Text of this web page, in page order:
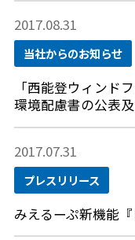
2017.08.31
当社からのお知らせ
「西能登ウィンド
環境配慮書の公表
2017.07.31
プレスリリース
みえるーぷ新機能